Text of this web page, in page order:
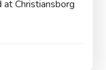
at Christiansborg